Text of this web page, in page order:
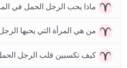
ماذا يحب الرجل الحمل في
من هي المرأة التي يحبها
كيف تكسبين قلب الرجل